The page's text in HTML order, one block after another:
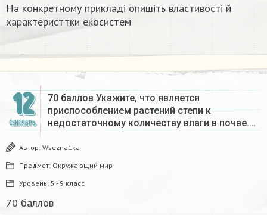
На конкретному прикладі опишіть властивості й
характеристтки екосистем​
12
СЕНТЯБРЬ
70 баллов Укажите, что является
приспособлением растений степи к
недостаточному количеству влаги в почве….
Автор: Wsezna1ka
Предмет: Окружающий мир
Уровень: 5 - 9 класс
70 баллов